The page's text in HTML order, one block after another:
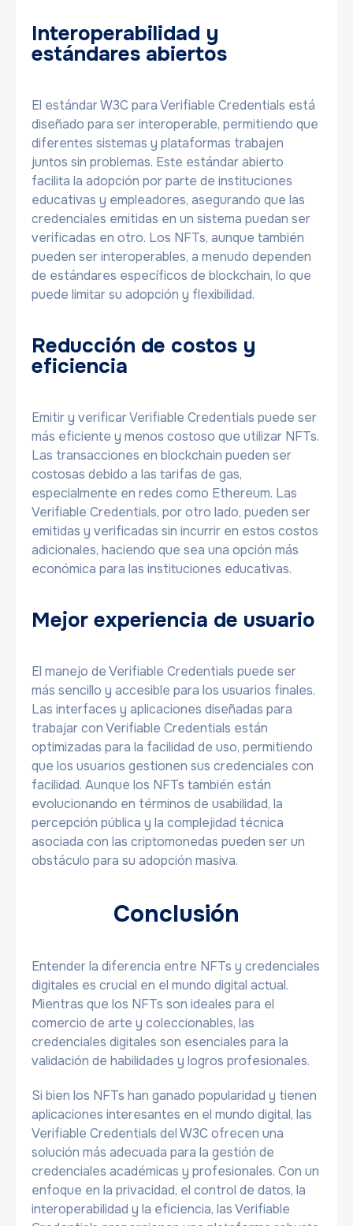
Interoperabilidad y
estándares abiertos
El estándar W3C para Verifiable Credentials está
diseñado para ser interoperable, permitiendo que
diferentes sistemas y plataformas trabajen
juntos sin problemas. Este estándar abierto
facilita la adopción por parte de instituciones
educativas y empleadores, asegurando que las
credenciales emitidas en un sistema puedan ser
verificadas en otro. Los NFTs, aunque también
pueden ser interoperables, a menudo dependen
de estándares específicos de blockchain, lo que
puede limitar su adopción y flexibilidad.
Reducción de costos y
eficiencia
Emitir y verificar Verifiable Credentials puede ser
más eficiente y menos costoso que utilizar NFTs.
Las transacciones en blockchain pueden ser
costosas debido a las tarifas de gas,
especialmente en redes como Ethereum. Las
Verifiable Credentials, por otro lado, pueden ser
emitidas y verificadas sin incurrir en estos costos
adicionales, haciendo que sea una opción más
económica para las instituciones educativas.
Mejor experiencia de usuario
El manejo de Verifiable Credentials puede ser
más sencillo y accesible para los usuarios finales.
Las interfaces y aplicaciones diseñadas para
trabajar con Verifiable Credentials están
optimizadas para la facilidad de uso, permitiendo
que los usuarios gestionen sus credenciales con
facilidad. Aunque los NFTs también están
evolucionando en términos de usabilidad, la
percepción pública y la complejidad técnica
asociada con las criptomonedas pueden ser un
obstáculo para su adopción masiva.
Conclusión
Entender la diferencia entre NFTs y credenciales
digitales es crucial en el mundo digital actual.
Mientras que los NFTs son ideales para el
comercio de arte y coleccionables, las
credenciales digitales son esenciales para la
validación de habilidades y logros profesionales.
Si bien los NFTs han ganado popularidad y tienen
aplicaciones interesantes en el mundo digital, las
Verifiable Credentials del W3C ofrecen una
solución más adecuada para la gestión de
credenciales académicas y profesionales. Con un
enfoque en la privacidad, el control de datos, la
interoperabilidad y la eficiencia, las Verifiable